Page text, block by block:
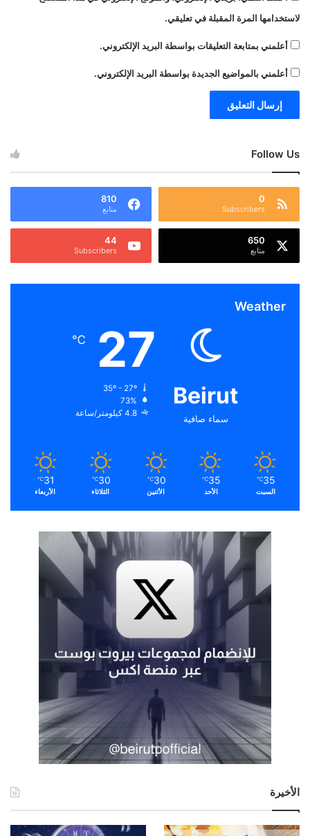
لاستخدامها المرة المقبلة في تعليقي.
أعلمني بمتابعة التعليقات بواسطة البريد الإلكتروني.
أعلمني بالمواضيع الجديدة بواسطة البريد الإلكتروني.
Follow Us
0
Subscribers
810
متابع
650
متابع
44
Subscribers
Weather
Beirut
سماء صافية
27
℃
73%
4.8 كيلومتر/ساعة
35
℃
السبت
35
℃
الأحد
30
℃
الأثنين
30
℃
الثلاثاء
31
℃
الأربعاء
الأخيرة